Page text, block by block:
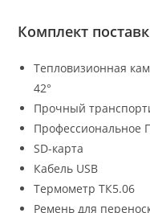
Комплект
Тепловизионная
42°
Прочный
Профессиональное
SD-карта
Кабель USB
Термометр ТК5.06
Ремень для